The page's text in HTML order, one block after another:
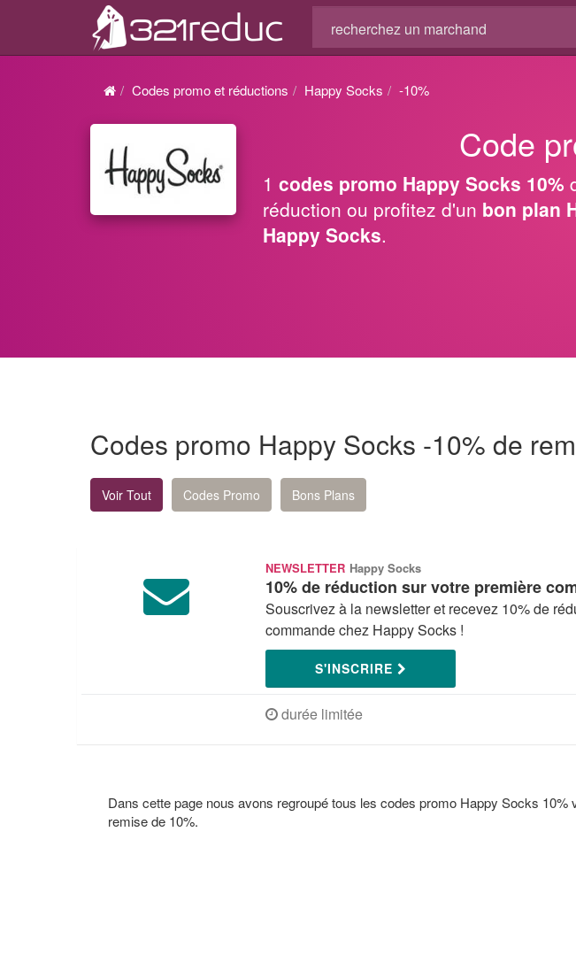
Codes promo et réductions Happy Socks -10%
Code
1 codes promo Happy Socks 10%
réduction ou profitez d'un bon plan
Happy Socks.
Codes promo Happy Socks -10% de
Voir Tout Codes Promo Bons Plans
NEWSLETTER Happy Socks
10% de réduction sur votre première
Souscrivez à la newsletter et recevez 10% de
commande chez Happy Socks !
S'INSCRIRE
durée limitée
Dans cette page nous avons regroupé tous les codes promo Happy Socks 10%
remise de 10%.